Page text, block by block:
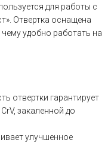
для работы с
Отвертка оснащена
удобно работать на
отвертки гарантирует
закаленной до
улучшенное